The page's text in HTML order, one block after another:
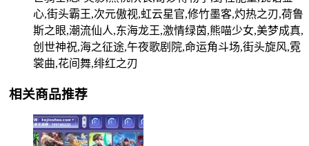
心,街头霸王,次元傲视,虹云星官,修竹墨客,灼热之刃,荷鲁
斯之眼,潮流仙人,东海龙王,激情绿茵,熊喵少女,美梦成真,
创世神祝,海之征途,午夜歌剧院,命运角斗场,街头旋风,霓
裳曲,花间舞,绯红之刃
相关商品推荐